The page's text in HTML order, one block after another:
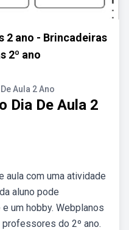
2 ano - Brincadeiras
2º ano
Aula 2 Ano
Dia De Aula 2
aula com uma atividade
aluno pode
um hobby. Webplanos
do 2º ano.